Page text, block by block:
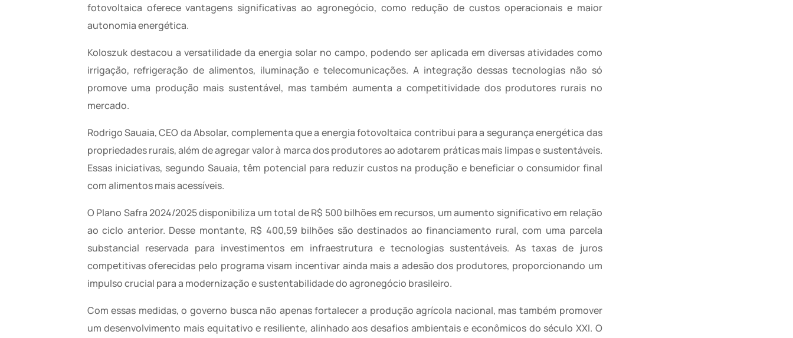
fotovoltaica oferece vantagens significativas ao agronegócio, como redução de custos operacionais e maior
autonomia energética.
Koloszuk destacou a versatilidade da energia solar no campo, podendo ser aplicada em diversas atividades como
irrigação, refrigeração de alimentos, iluminação e telecomunicações. A integração dessas tecnologias não só
promove uma produção mais sustentável, mas também aumenta a competitividade dos produtores rurais no
mercado.
Rodrigo Sauaia, CEO da Absolar, complementa que a energia fotovoltaica contribui para a segurança energética das
propriedades rurais, além de agregar valor à marca dos produtores ao adotarem práticas mais limpas e sustentáveis.
Essas iniciativas, segundo Sauaia, têm potencial para reduzir custos na produção e beneficiar o consumidor final
com alimentos mais acessíveis.
O Plano Safra 2024/2025 disponibiliza um total de R$ 500 bilhões em recursos, um aumento significativo em relação
ao ciclo anterior. Desse montante, R$ 400,59 bilhões são destinados ao financiamento rural, com uma parcela
substancial reservada para investimentos em infraestrutura e tecnologias sustentáveis. As taxas de juros
competitivas oferecidas pelo programa visam incentivar ainda mais a adesão dos produtores, proporcionando um
impulso crucial para a modernização e sustentabilidade do agronegócio brasileiro.
Com essas medidas, o governo busca não apenas fortalecer a produção agrícola nacional, mas também promover
um desenvolvimento mais equitativo e resiliente, alinhado aos desafios ambientais e econômicos do século XXI. O